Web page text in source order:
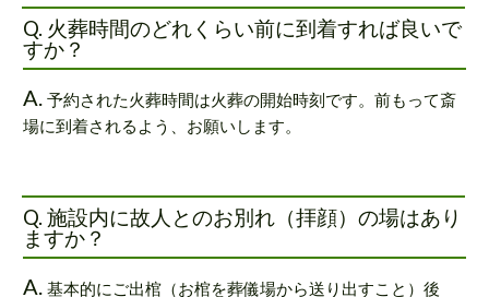
Q. 火葬時間のどれくらい前に到着すれば良いで
すか？
A.予約された火葬時間は火葬の開始時刻です。前もって斎
場に到着されるよう、お願いします。
Q. 施設内に故人とのお別れ（拝顔）の場はあり
ますか？
A.基本的にご出棺（お棺を葬儀場から送り出すこと）後